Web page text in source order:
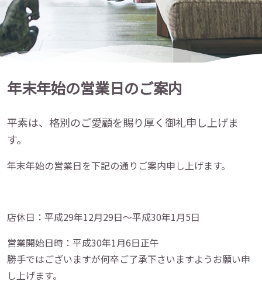
年末年始の営業日のご案内
平素は、格別のご愛顧を賜り厚く御礼申し上げま
す。
年末年始の営業日を下記の通りご案内申し上げます。
店休日：平成29年12月29日～平成30年1月5日
営業開始日時：平成30年1月6日正午
勝手ではございますが何卒ご了承下さいますようお願い申
し上げます。